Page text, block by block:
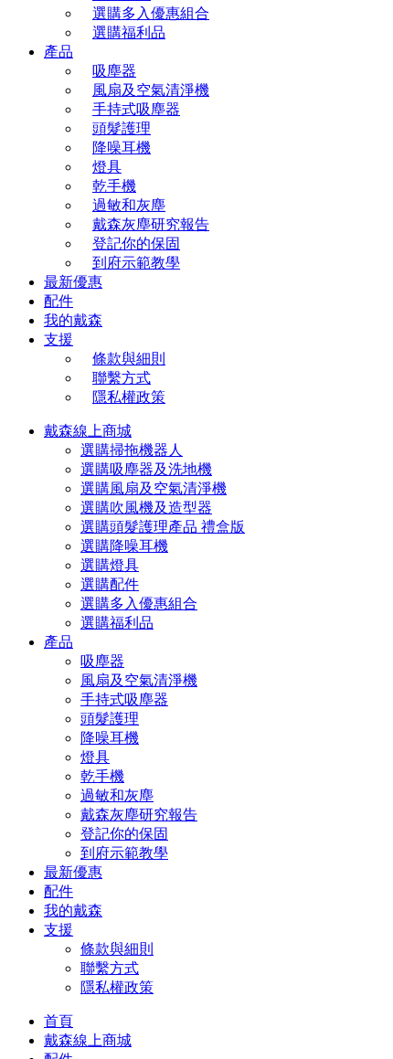
選購多入優惠組合
選購福利品
產品
吸塵器
風扇及空氣清淨機
手持式吸塵器
頭髮護理
降噪耳機
燈具
乾手機
過敏和灰塵
戴森灰塵研究報告
登記你的保固
到府示範教學
最新優惠
配件
我的戴森
支援
條款與細則
聯繫方式
隱私權政策
戴森線上商城
選購掃拖機器人
選購吸塵器及洗地機
選購風扇及空氣清淨機
選購吹風機及造型器
選購頭髮護理產品 禮盒版
選購降噪耳機
選購燈具
選購配件
選購多入優惠組合
選購福利品
產品
吸塵器
風扇及空氣清淨機
手持式吸塵器
頭髮護理
降噪耳機
燈具
乾手機
過敏和灰塵
戴森灰塵研究報告
登記你的保固
到府示範教學
最新優惠
配件
我的戴森
支援
條款與細則
聯繫方式
隱私權政策
首頁
戴森線上商城